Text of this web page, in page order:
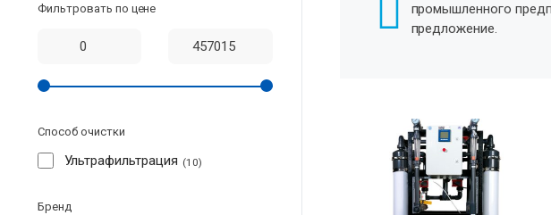
промышленного
предложение.
Фильтровать по цене
Способ очистки
Ультрафильтрация 10
Бренд